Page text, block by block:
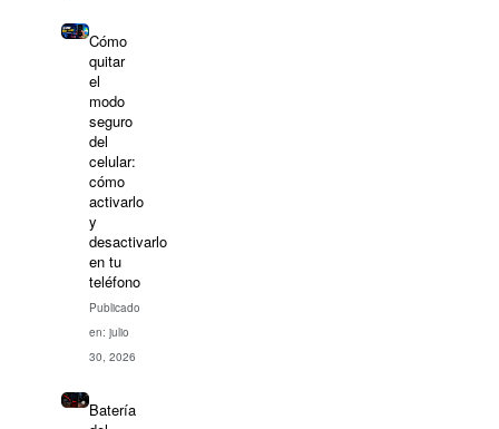
Cómo
quitar
el
modo
seguro
del
celular:
cómo
activarlo
y
desactivarlo
en tu
teléfono
Publicado
en: julio
30, 2026
Batería